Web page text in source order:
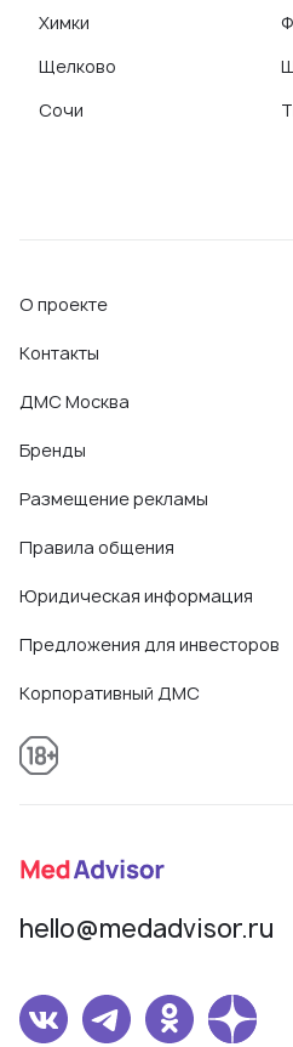
Химки
Щелково
Сочи
О проекте
Контакты
ДМС Москва
Бренды
Размещение рекламы
Правила общения
Юридическая информация
Предложения для инвесторов
Корпоративный ДМС
hello@medadvisor.ru